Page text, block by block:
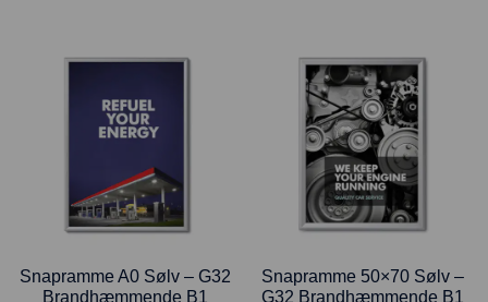
Snapramme A0 Sølv – G32
Brandhæmmende B1
Snapramme 50×70 Sølv –
G32 Brandhæmmende B1